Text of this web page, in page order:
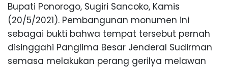
Bupati Ponorogo, Sugiri Sancoko, Kamis
(20/5/2021). Pembangunan monumen ini
sebagai bukti bahwa tempat tersebut pernah
disinggahi Panglima Besar Jenderal Sudirman
semasa melakukan perang gerilya melawan